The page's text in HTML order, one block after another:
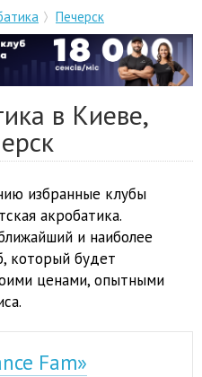
Печерск
в Киеве,
избранные клубы
акробатика.
и наиболее
который будет
ценами, опытными
Fam»